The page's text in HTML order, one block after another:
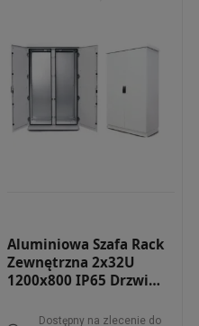
Aluminiowa Szafa Rack
Zewnętrzna 2x32U
1200x800 IP65 Drzwi
Dwu-płaszczowa RAL
Dostępny na zlecenie do